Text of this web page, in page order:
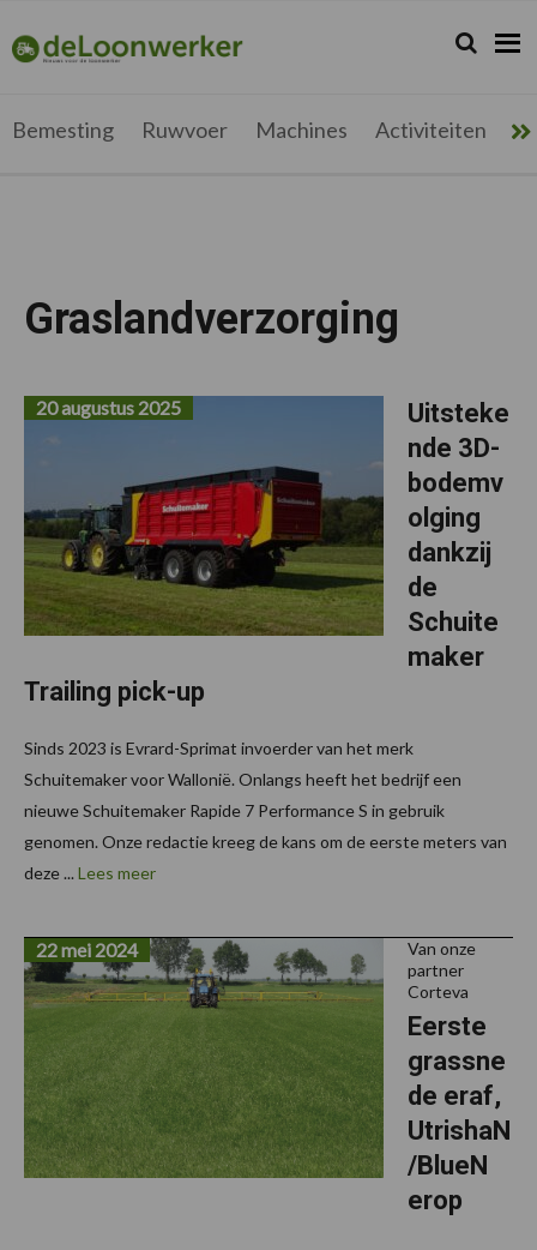
de
hoofdnavigatie
de
hoofd
de
voettekst
deloonwerker.be Zoeken...
Zoek
Bemesting Ruwvoer Machines Activiteiten
Graslandverzorging
Uitsteke
nde 3D-
bodemv
olging
dankzij
de
Schuite
maker
Trailing pick-up
20 augustus 2025
Sinds 2023 is Evrard-Sprimat invoerder van het merk
Schuitemaker voor Wallonië. Onlangs heeft het bedrijf een
nieuwe Schuitemaker Rapide 7 Performance S in gebruik
genomen. Onze redactie kreeg de kans om de eerste meters van
deze ... Lees meer
Van onze
partner
Corteva
Eerste
grassne
de eraf,
UtrishaN
/BlueN
erop
22 mei 2024